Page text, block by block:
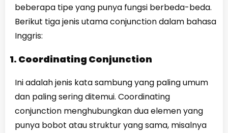
beberapa tipe yang punya fungsi berbeda-beda.
Berikut tiga jenis utama conjunction dalam bahasa
Inggris:
1. Coordinating Conjunction
Ini adalah jenis kata sambung yang paling umum
dan paling sering ditemui. Coordinating
conjunction menghubungkan dua elemen yang
punya bobot atau struktur yang sama, misalnya